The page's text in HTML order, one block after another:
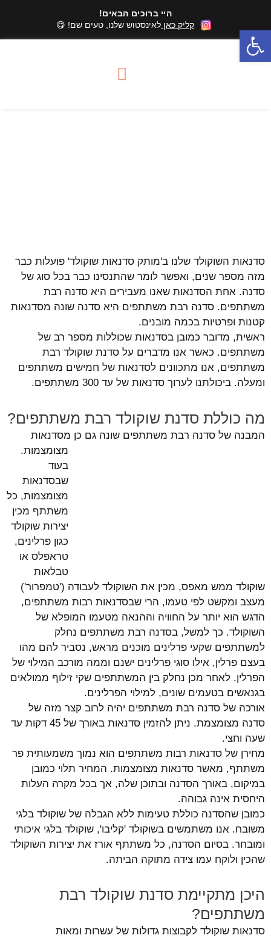
היי ברוכים הבאים!
קליק כאן לאינסטוש שלנו, טעים שם! 😋
סדנאות השוקולד שלנו ב'מותק סדנאות שוקולד' פועלות כבר
מזה מספר שנים, ואפשר לומר שהתנסינו כבר בכל סוג של
סדנה. אחת הסדנאות שאנו מעבירים היא סדנה רבת
משתתפים. סדנה רבת משתתפים היא סדנה שונה מסדנאות
קטנות ופרטיות בכמה מובנים.
ראשית, מדובר כמובן בסדנאות שכוללות מספר רב של
משתתפים. כאשר אנו מדברים על סדנת שוקולד רבת
משתתפים, אנו מתכוונים לסדנאות של חמישים משתתפים
ומעלה. ביכולתנו לערוך סדנאות של עד 300 משתתפים.
מה כוללת סדנת שוקולד רבת משתתפים?
המבנה של סדנה רבת משתתפים שונה גם כן מסדנאות
מצומצמות.
בעוד
שבסדנאות
מצומצמות, כל
משתתף מכין
יצירות שוקולד
כגון פרלינים,
טראפלס או
טבלאות
שוקולד ממש מאפס, מכין את השוקולד לעבודה ('טמפרור')
מעצב ומקשט לפי טעמו, הרי שבסדנאות רבות משתתפים,
הדגש הוא יותר על החוויה וההנאה מטעמו המופלא של
השוקולד. כך למשל, בסדנה רבת משתתפים נחלק
למשתתפים שקעי פרלינים מוכנים מראש, נסביר להם מהו
בעצם פרלין, אילו סוגי פרלינים ישנם וממה מורכב המילוי של
הפרלין. לאחר מכן נחלק בין המשתתפים שקי זילוף ממולאים
בגנאשים בטעמים שונים, למילוי הפרלינים.
אורכה של סדנה רבת משתתפים יהיה לרוב קצר מזה של
סדנה מצומצמת. ניתן להזמין סדנאות באורך של 45 דקות עד
שעה וחצי.
מחירן של סדנאות רבות משתתפים הוא נמוך משמעותית פר
משתתף, מאשר סדנאות מצומצמות. המחיר תלוי כמובן
במיקום, באורך הסדנה ובתוכן שלה, אך בכל מקרה העלות
היחסית אינה גבוהה.
כמובן שהסדנה כוללת טעימות ללא הגבלה של שוקולד בלגי
משובח. אנו משתמשים בשוקולד 'קליבו', שוקולד בלגי איכותי
ומובחר. בסיום הסדנה, כל משתתף אורז את יצירות השוקולד
שהכין ולוקח עמו צידה מתוקה הביתה.
היכן מתקיימת סדנת שוקולד רבת
משתתפים?
סדנאות שוקולד לקבוצות גדולות של עשרות ומאות
פתח סרגל נגישות